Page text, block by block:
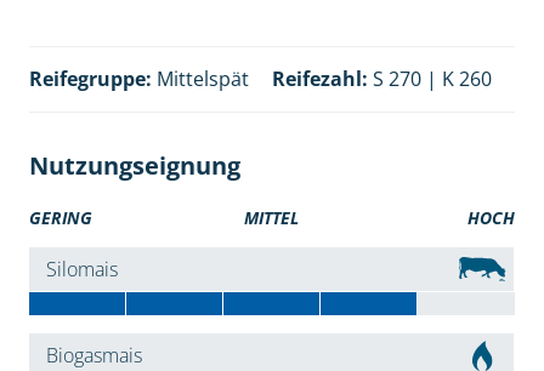
Reifegruppe: Mittelspät Reifezahl: S 270 | K 260
Nutzungseignung
GERING MITTEL HOCH
Silomais
Biogasmais